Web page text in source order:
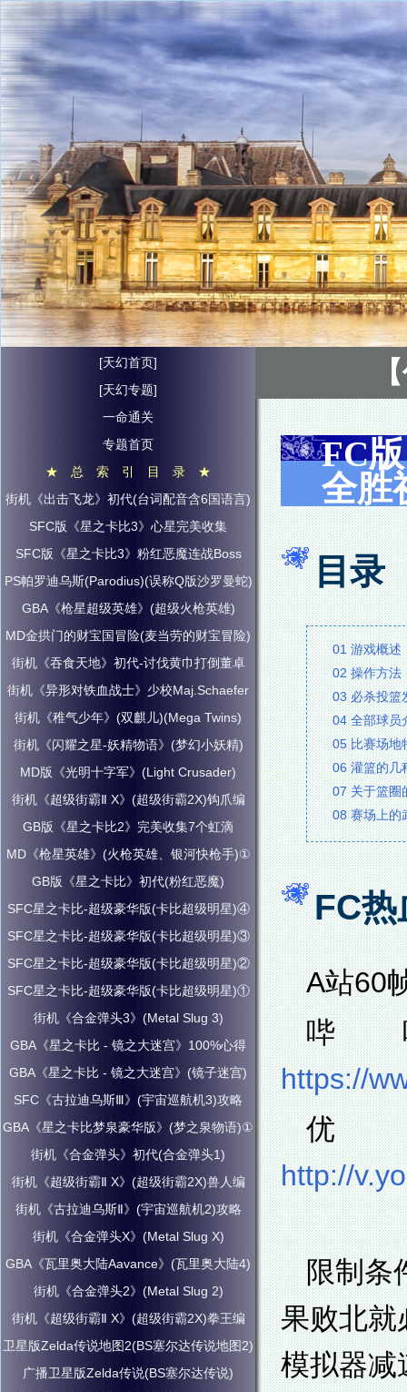
FC
全胜
目录
01 游戏概述
02 操作方法
03 必杀投篮
04 全部球员
05 比赛场地
06 灌篮的几
07 关于篮圈
08 赛场上的
FC热
A站60
哔
https://
http://
限制条
果败北就
模拟器减
[天幻首页]
[天幻专题]
一命通关
专题首页
★ 总 索 引 目 录 ★
街机《出击飞龙》初代(台词配音含6国语言)
SFC版《星之卡比3》心星完美收集
SFC版《星之卡比3》粉红恶魔连战Boss
PS帕罗迪乌斯(Parodius)(误称Q版沙罗曼蛇)
GBA《枪星超级英雄》(超级火枪英雄)
MD金拱门的财宝国冒险(麦当劳的财宝冒险)
街机《吞食天地》初代-讨伐黄巾打倒董卓
街机《异形对铁血战士》少校Maj.Schaefer
街机《稚气少年》(双麒儿)(Mega Twins)
街机《闪耀之星-妖精物语》(梦幻小妖精)
MD版《光明十字军》(Light Crusader)
街机《超级街霸Ⅱ X》(超级街霸2X)钩爪编
GB版《星之卡比2》完美收集7个虹滴
MD《枪星英雄》(火枪英雄、银河快枪手)①
GB版《星之卡比》初代(粉红恶魔)
SFC星之卡比-超级豪华版(卡比超级明星)④
SFC星之卡比-超级豪华版(卡比超级明星)③
SFC星之卡比-超级豪华版(卡比超级明星)②
SFC星之卡比-超级豪华版(卡比超级明星)①
街机《合金弹头3》(Metal Slug 3)
GBA《星之卡比 - 镜之大迷宫》100%心得
GBA《星之卡比 - 镜之大迷宫》(镜子迷宫)
SFC《古拉迪乌斯Ⅲ》(宇宙巡航机3)攻略
GBA《星之卡比梦泉豪华版》(梦之泉物语)①
街机《合金弹头》初代(合金弹头1)
街机《超级街霸Ⅱ X》(超级街霸2X)兽人编
街机《古拉迪乌斯Ⅱ》(宇宙巡航机2)攻略
街机《合金弹头X》(Metal Slug X)
GBA《瓦里奥大陆Aavance》(瓦里奥大陆4)
街机《合金弹头2》(Metal Slug 2)
街机《超级街霸Ⅱ X》(超级街霸2X)拳王编
卫星版Zelda传说地图2(BS塞尔达传说地图2)
广播卫星版Zelda传说(BS塞尔达传说)